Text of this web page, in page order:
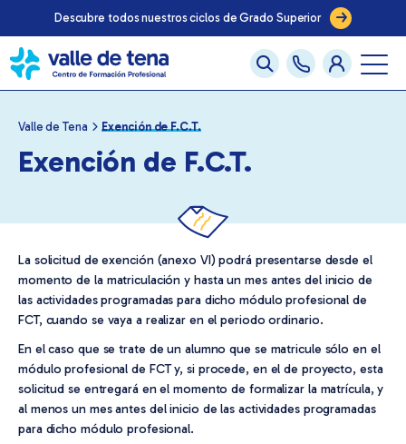
Descubre todos nuestros ciclos de Grado Superior
Valle de Tena Exención de F.C.T.
Exención de F.C.T.
La solicitud de exención (anexo VI) podrá presentarse desde el
momento de la matriculación y hasta un mes antes del inicio de
las actividades programadas para dicho módulo profesional de
FCT, cuando se vaya a realizar en el periodo ordinario.
En el caso que se trate de un alumno que se matricule sólo en el
módulo profesional de FCT y, si procede, en el de proyecto, esta
solicitud se entregará en el momento de formalizar la matrícula, y
al menos un mes antes del inicio de las actividades programadas
para dicho módulo profesional.